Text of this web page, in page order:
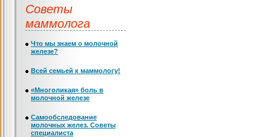
Советы
маммолога
Что мы знаем о молочной
железе?
Всей семьей к маммологу!
«Многоликая» боль в
молочной железе
Самообследование
молочных желез. Советы
специалиста